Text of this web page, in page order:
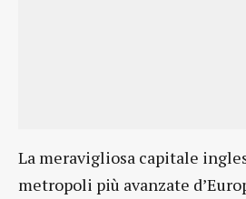
La meravigliosa capitale
metropoli più avanzate